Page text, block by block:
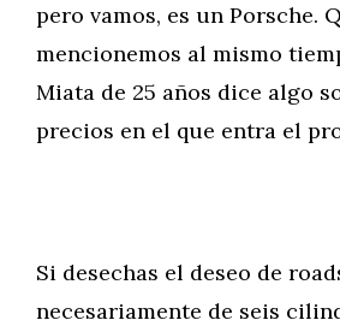
pero vamos, es un Porsche.
mencionemos al mismo
Miata de 25 años dice algo
precios en el que entra el
Si desechas el deseo de
necesariamente de seis